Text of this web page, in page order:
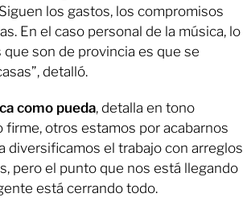
los gastos, los compromisos
En el caso personal de la música, lo
que son de provincia es que se
detalló.
como pueda, detalla en tono
firme, otros estamos por acabarnos
diversificamos el trabajo con arreglos
pero el punto que nos está llegando
está cerrando todo.